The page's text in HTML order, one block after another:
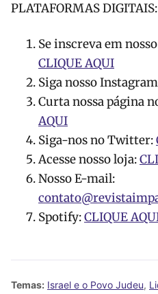
PLATAFORMAS DIGITAIS:
Se inscreva em
CLIQUE AQUI
Siga nosso
Curta nossa página
AQUI
Siga-nos no Twitter:
Acesse nosso loja:
Nosso E-mail:
Spotify:CLIQUE
Temas: Israel e o Povo Judeu,